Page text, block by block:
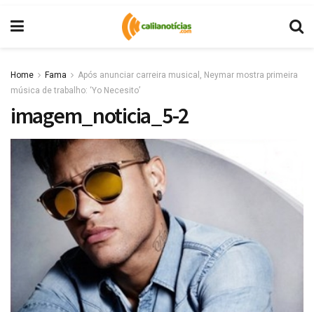
Home Fama
Após anunciar carreira musical, Neymar mostra primeira
música de trabalho: ‘Yo Necesito’
imagem_noticia_5-2